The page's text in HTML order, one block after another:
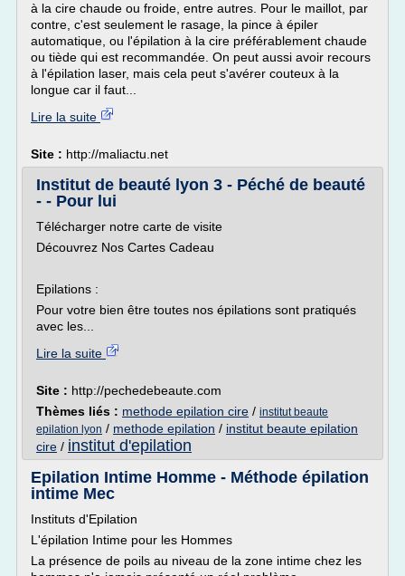
à la cire chaude ou froide, entre autres. Pour le maillot, par
contre, c'est seulement le rasage, la pince à épiler
automatique, ou l'épilation à la cire préférablement chaude
ou tiède qui est recommandée. On peut aussi avoir recours
à l'épilation laser, mais cela peut s'avérer couteux à la
longue car il faut...
Lire la suite
Site : http://maliactu.net
Institut de beauté lyon 3 - Péché de beauté
- - Pour lui
Télécharger notre carte de visite
Découvrez Nos Cartes Cadeau
Epilations :
Pour votre bien être toutes nos épilations sont pratiqués
avec les...
Lire la suite
Site : http://pechedebeaute.com
Thèmes liés : methode epilation cire / institut beaute
epilation lyon / methode epilation / institut beaute epilation
cire / institut d'epilation
Epilation Intime Homme - Méthode épilation
intime Mec
Instituts d'Epilation
L'épilation Intime pour les Hommes
La présence de poils au niveau de la zone intime chez les